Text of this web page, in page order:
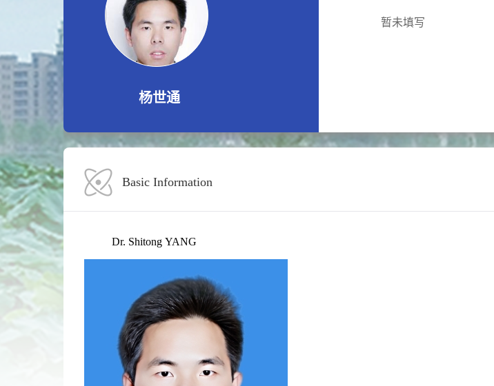
杨世通
暂未填写
Basic Information